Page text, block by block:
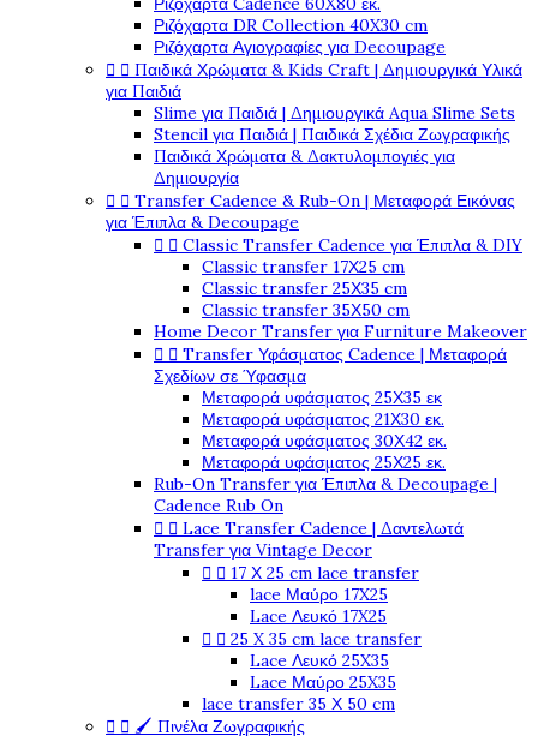
Ριζόχαρτα DR Collection 40X30 cm
Ριζόχαρτα Αγιογραφίες για Decoupage
  Παιδικά Χρώματα & Kids Craft | Δημιουργικά Υλικά
για Παιδιά
Slime για Παιδιά | Δημιουργικά Aqua Slime Sets
Stencil για Παιδιά | Παιδικά Σχέδια Ζωγραφικής
Παιδικά Χρώματα & Δακτυλομπογιές για
Δημιουργία
  Transfer Cadence & Rub-On | Μεταφορά Εικόνας
για Έπιπλα & Decoupage
  Classic Transfer Cadence για Έπιπλα & DIY
Classic transfer 17Χ25 cm
Classic transfer 25Χ35 cm
Classic transfer 35Χ50 cm
Home Decor Transfer για Furniture Makeover
  Transfer Υφάσματος Cadence | Μεταφορά
Σχεδίων σε Ύφασμα
Μεταφορά υφάσματος 25Χ35 εκ
Μεταφορά υφάσματος 21Χ30 εκ.
Μεταφορά υφάσματος 30Χ42 εκ.
Μεταφορά υφάσματος 25Χ25 εκ.
Rub-On Transfer για Έπιπλα & Decoupage |
Cadence Rub On
  Lace Transfer Cadence | Δαντελωτά
Transfer για Vintage Decor
  17 Χ 25 cm lace transfer
lace Μαύρο 17X25
Lace Λευκό 17X25
  25 X 35 cm lace transfer
Lace Λευκό 25X35
Lace Μαύρο 25X35
lace transfer 35 Χ 50 cm
  🖌️ Πινέλα Ζωγραφικής